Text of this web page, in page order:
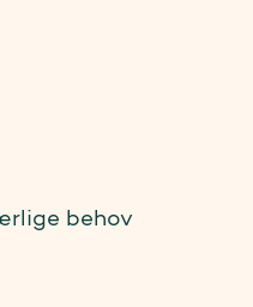
behov